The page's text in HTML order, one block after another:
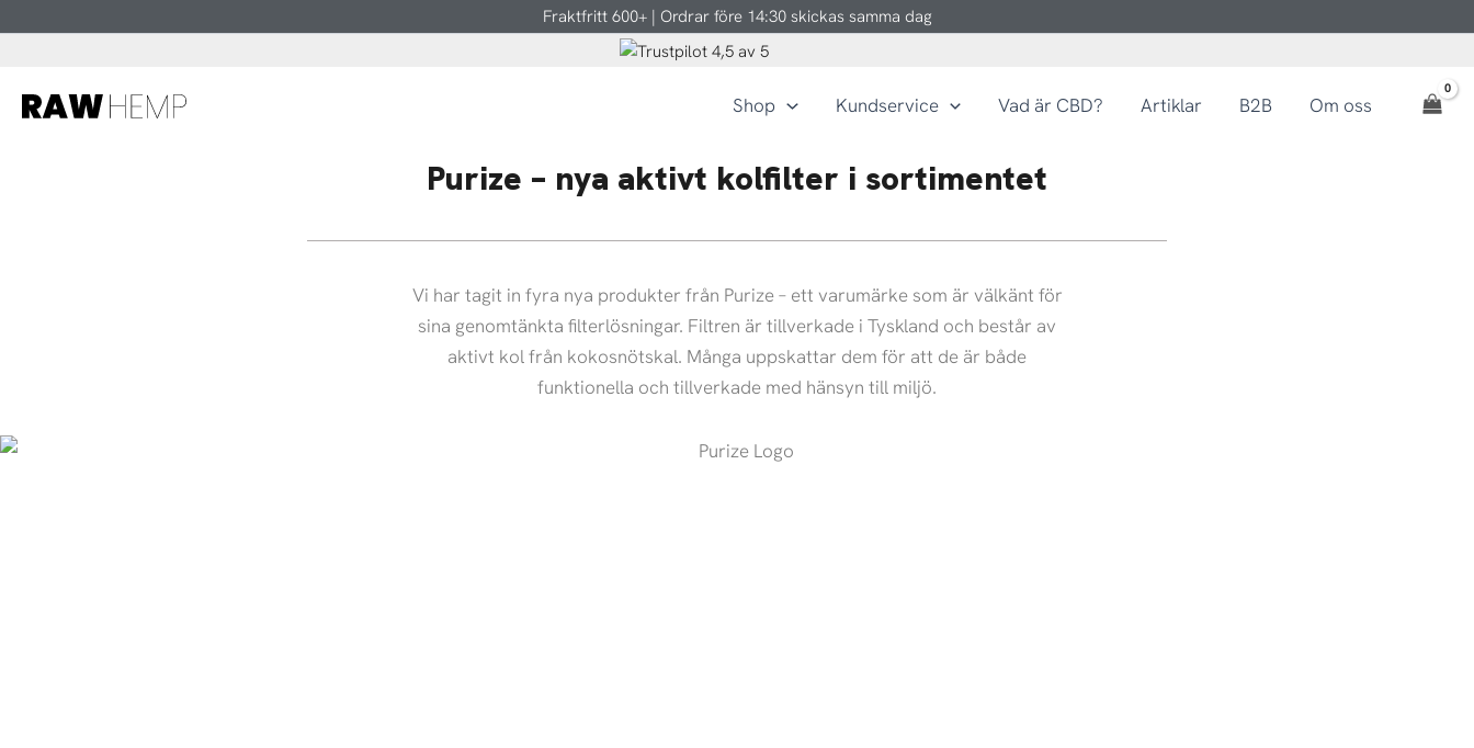
Fraktfritt 600+ | Ordrar före 14:30 skickas samma dag
Shop Kundservice Vad är CBD? Artiklar B2B Om oss
Purize – nya aktivt kolfilter i sortimentet
Vi har tagit in fyra nya produkter från Purize – ett varumärke som är välkänt för
sina genomtänkta filterlösningar. Filtren är tillverkade i Tyskland och består av
aktivt kol från kokosnötskal. Många uppskattar dem för att de är både
funktionella och tillverkade med hänsyn till miljö.